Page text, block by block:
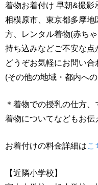
着物お着付け 早朝&撮影
相模原市、東京都多摩地
方、レンタル着物(赤ち
持ち込みなどご不安な点
どうぞお気軽にお問い合
(その他の地域・都内へ
＊着物での授乳の仕方
着物についてなどもお伝
お着付けの料金詳細はこ
【近隣小学校】